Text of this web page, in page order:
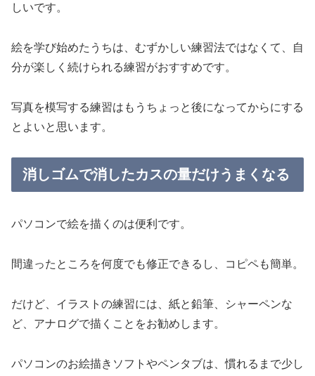
しいです。
絵を学び始めたうちは、むずかしい練習法ではなくて、自
分が楽しく続けられる練習がおすすめです。
写真を模写する練習はもうちょっと後になってからにする
とよいと思います。
消しゴムで消したカスの量だけうまくなる
パソコンで絵を描くのは便利です。
間違ったところを何度でも修正できるし、コピペも簡単。
だけど、イラストの練習には、紙と鉛筆、シャーペンな
ど、アナログで描くことをお勧めします。
パソコンのお絵描きソフトやペンタブは、慣れるまで少し